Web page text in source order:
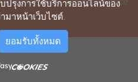
reserved.
ปรุงการใช้บริการออนไลน์ของ
มาหน้าเว็บไซต์.
ยอมรับทั้งหมด